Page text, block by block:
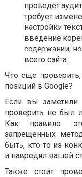
проведет
требует
настройки
введение
содержании,
всего сайта.
Что еще
позиций в Google?
Если вы заметили
проверить не был
Как правило,
запрещенных
быть, кто-то из
и навредил вашей
Также стоит